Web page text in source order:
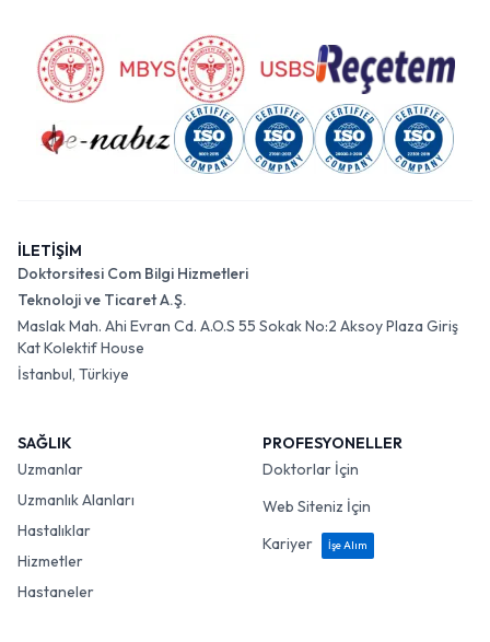
İLETİŞİM
Doktorsitesi Com Bilgi Hizmetleri
Teknoloji ve Ticaret A.Ş.
Maslak Mah. Ahi Evran Cd. A.O.S 55 Sokak No:2 Aksoy Plaza Giriş
Kat Kolektif House
İstanbul, Türkiye
SAĞLIK
Uzmanlar
Uzmanlık Alanları
Hastalıklar
Hizmetler
Hastaneler
PROFESYONELLER
Doktorlar İçin
Web Siteniz İçin
Kariyer
İşe Alım